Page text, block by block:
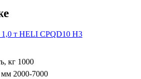
т HELI CPQD10 H3
кг 1000
мм 2000-7000